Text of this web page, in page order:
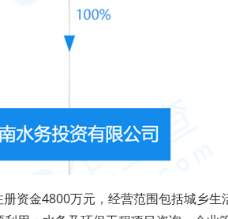
资金4800万元，经营范围包括城乡